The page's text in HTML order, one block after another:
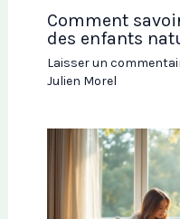
Comment
des enfants
Laisser un
Julien Morel